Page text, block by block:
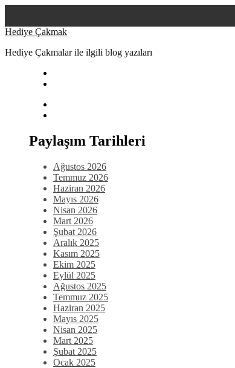
Skip
content
Hediye Çakmak
Hediye Çakmalar ile ilgili blog yazıları
Paylaşım Tarihleri
Ağustos 2026
Temmuz 2026
Haziran 2026
Mayıs 2026
Nisan 2026
Mart 2026
Şubat 2026
Aralık 2025
Kasım 2025
Ekim 2025
Eylül 2025
Ağustos 2025
Temmuz 2025
Haziran 2025
Mayıs 2025
Nisan 2025
Mart 2025
Şubat 2025
Ocak 2025